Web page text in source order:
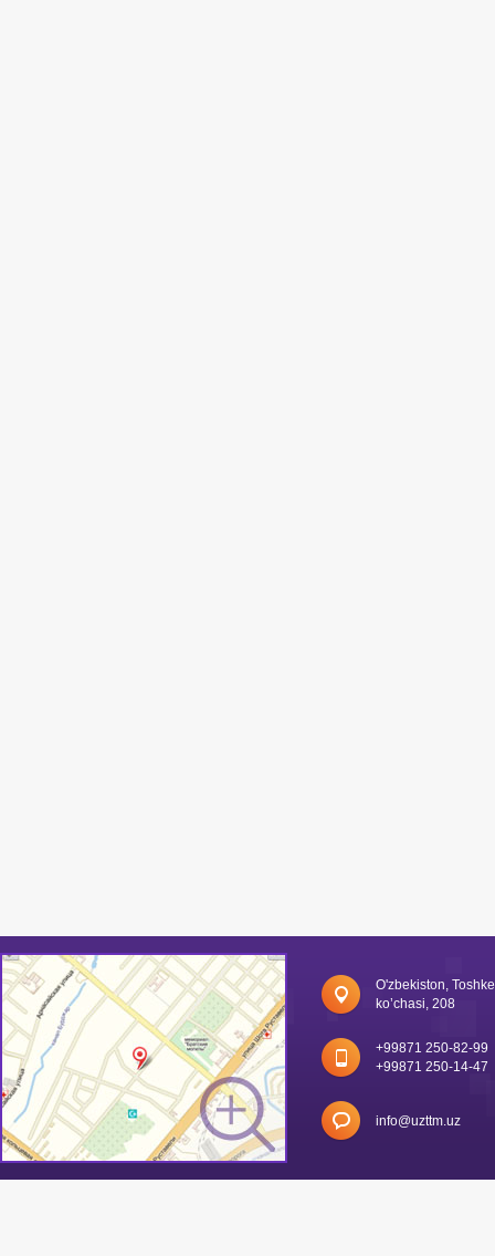
O'zbekiston,
ko’chasi, 208
+99871 250-82-99
+99871 250-14-47
info@uzttm.uz